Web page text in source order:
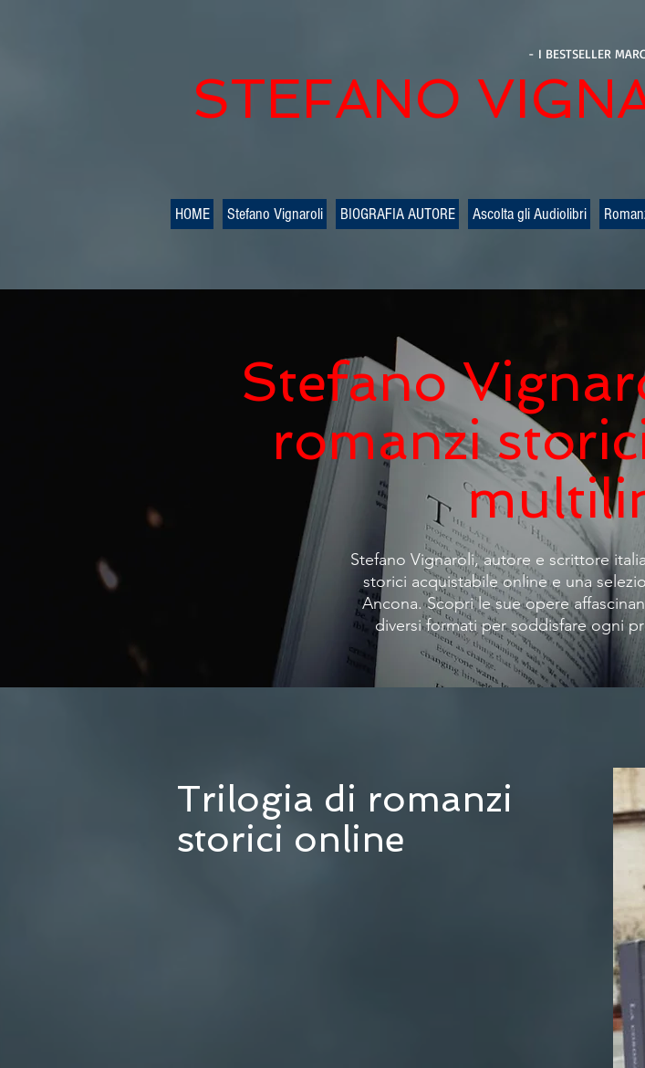
- I BESTSELLER
STEFANO
HOME Stefano Vignaroli BIOGRAFIA AUTORE Ascolta gli Audiolibri
Stefano
romanzi
Stefano Vignaroli, autore e scrittore
storici acquistabile online e una
Ancona. Scopri le sue opere
diversi formati per soddisfare ogni
Trilogia di romanzi
storici online